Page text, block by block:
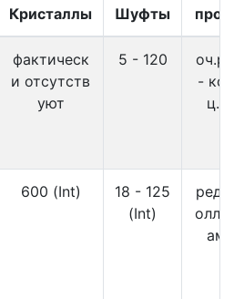
Кристаллы Шуфты
фактическ
и отсутств
уют
5 - 120
-
600 (Int)
18 - 125
(Int)